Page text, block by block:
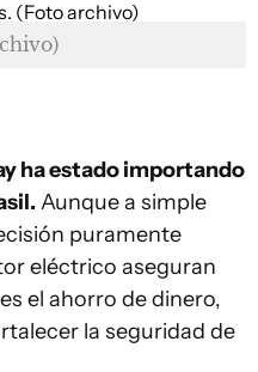
ha estado importando
Aunque a simple
puramente
eléctrico aseguran
el ahorro de dinero,
la seguridad de